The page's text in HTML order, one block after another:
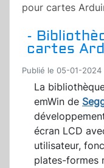
pour cartes
-
cartes
Publié le 05-01-2024
La
emWin de
écran LCD
utilisateur,
plates-formes